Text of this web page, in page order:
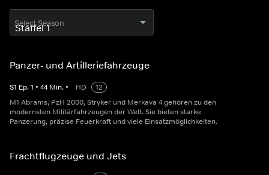
Select Season
Panzer- und Artilleriefahrzeuge
S1 Ep.1 • 44 Min. • HD
12
M1 Abrams, PzH 2000, Stryker und Merkava 4 gehören zu den
modernsten Militärfahrzeugen der Welt. Sie bieten starke
Panzerung, präzise Feuerkraft und viele Einsatzmöglichkeiten.
Frachtflugzeuge und Jets